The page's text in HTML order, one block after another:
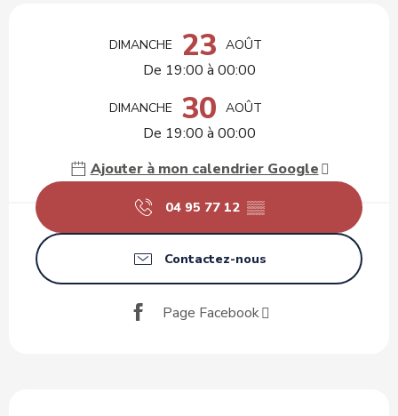
DIMANCHE 23 AOÛT
De 19:00 à 00:00
DIMANCHE 30 AOÛT
De 19:00 à 00:00
Ajouter à mon calendrier Google
04 95 77 12 ▒▒
Contactez-nous
Page Facebook